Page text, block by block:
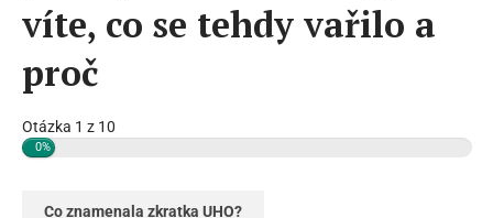
víte, co se tehdy vařilo a
proč
Otázka 1 z 10
0%
Co znamenala zkratka UHO?